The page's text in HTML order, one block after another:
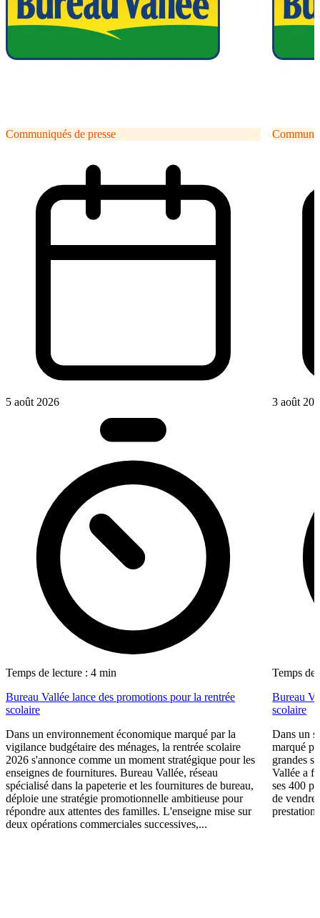
Communiqués de presse
5 août 2026
Temps de lecture : 4 min
Bureau Vallée lance des promotions pour la rentrée
scolaire
Dans un environnement économique marqué par la
vigilance budgétaire des ménages, la rentrée scolaire
2026 s'annonce comme un moment stratégique pour les
enseignes de fournitures. Bureau Vallée, réseau
spécialisé dans la papeterie et les fournitures de bureau,
déploie une stratégie promotionnelle ambitieuse pour
répondre aux attentes des familles. L'enseigne mise sur
deux opérations commerciales successives,...
3 août
Temps de
Bureau
scolaire
Dans un
marqué
grandes
Vallée a
ses 400
de vendre